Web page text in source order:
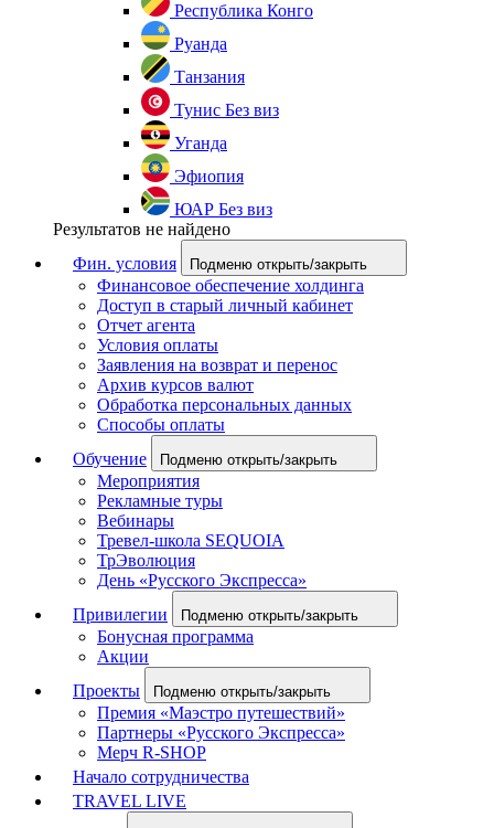
Республика Конго
Руанда
Танзания
Тунис Без виз
Уганда
Эфиопия
ЮАР Без виз
Результатов не найдено
Фин. условия
Подменю открыть/закрыть
Финансовое обеспечение холдинга
Доступ в старый личный кабинет
Отчет агента
Условия оплаты
Заявления на возврат и перенос
Архив курсов валют
Обработка персональных данных
Способы оплаты
Обучение
Подменю открыть/закрыть
Мероприятия
Рекламные туры
Вебинары
Тревел-школа SEQUOIA
ТрЭволюция
День «Русского Экспресса»
Привилегии
Подменю открыть/закрыть
Бонусная программа
Акции
Проекты
Подменю открыть/закрыть
Премия «Маэстро путешествий»
Партнеры «Русского Экспресса»
Мерч R-SHOP
Начало сотрудничества
TRAVEL LIVE